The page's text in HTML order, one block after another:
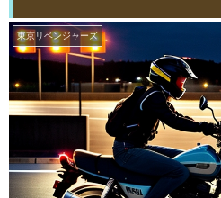
東京リベンジャーズ